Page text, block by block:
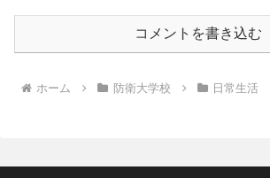
コメントを書き込む
ホーム 防衛大学校 日常生活